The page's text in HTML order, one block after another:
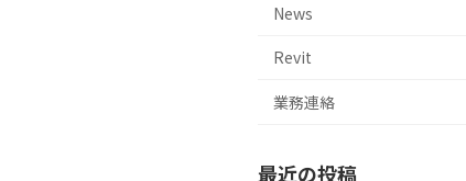
News
Revit
業務連絡
最近の投稿